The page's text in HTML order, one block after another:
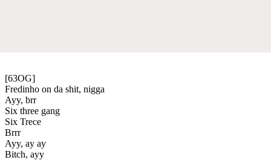
[63OG]
Fredinho on da shit, nigga
Ayy, brr
Six three gang
Six Trece
Brrr
Ayy, ay ay
Bitch, ayy